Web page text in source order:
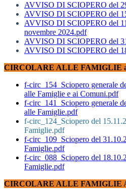
AVVISO DI SCIOPERO del
AVVISO DI SCIOPERO del
AVVISO DI SCIOPERO del
novembre 2024.pdf
AVVISO DI SCIOPERO del
AVVISO DI SCIOPERO del
CIRCOLARE ALLE FAMIGLIE
f-circ_154_Sciopero generale
alle Famiglie e ai Comuni.pdf
f-circ_141_Sciopero generale
alle Famiglie.pdf
f-circ_124_Sciopero del
Famiglie.pdf
f-circ_109_Sciopero del
Famiglie.pdf
f-circ_088_Sciopero del
Famiglie.pdf
CIRCOLARE ALLE FAMIGLIE